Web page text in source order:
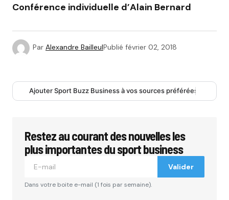
Conférence individuelle d’Alain Bernard
Par Alexandre BailleulPublié février 02, 2018
Ajouter Sport Buzz Business à vos sources préférées
Restez au courant des nouvelles les
plus importantes du sport business
Valider
Dans votre boite e-mail (1 fois par semaine).